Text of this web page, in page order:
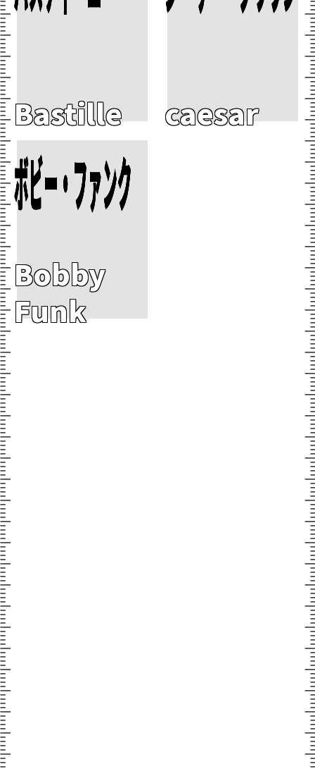
Bastille caesar
ボビー・ファンク
Bobby
Funk
Add To Cart